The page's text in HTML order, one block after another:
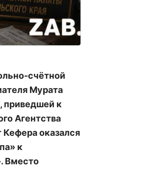
счётной
Мурата
приведшей к
Агентства
оказался
к
Вместо